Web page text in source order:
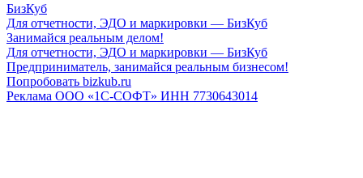
БизКуб
Для отчетности, ЭДО и маркировки — БизКуб
Занимайся реальным делом!
Для отчетности, ЭДО и маркировки — БизКуб
Предприниматель, занимайся реальным бизнесом!
Попробовать bizkub.ru
Реклама ООО «1С-СОФТ» ИНН 7730643014